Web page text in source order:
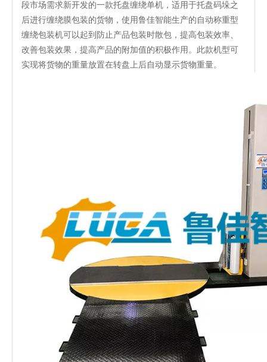
段市场需求新开发的一款托盘缠绕单机，适用于托盘码垛之
后进行缠绕膜包装的货物，使用鲁佳智能生产的自动称重型
缠绕包装机可以起到防止产品包装时散包，提高包装效率、
改善包装效果，提高产品的附加值的积极作用。此款机型可
实现将货物的重量放置在转盘上后自动显示货物重量。